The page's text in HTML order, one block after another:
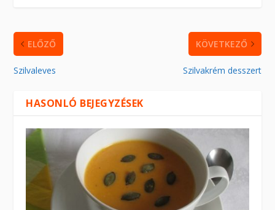
ELŐZŐ
Szilvaleves
KÖVETKEZŐ
Szilvakrém desszert
HASONLÓ BEJEGYZÉSEK